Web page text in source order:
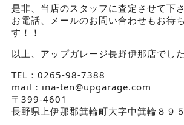
是非、当店のスタッフに査定させて下
お電話、メールのお問い合わせもお待
す！！
以上、アップガレージ長野伊那店でした
TEL：0265-98-7388
mail：ina-ten@upgarage.com
〒399-4601
長野県上伊那郡箕輪町大字中箕輪８９